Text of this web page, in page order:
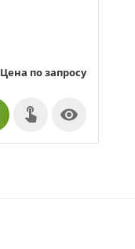
Цена по запросу
